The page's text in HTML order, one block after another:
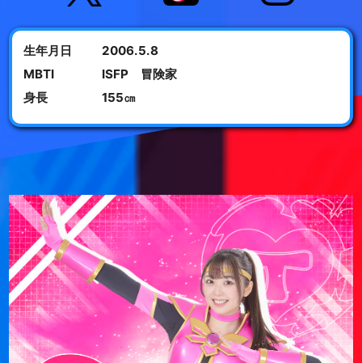
生年月日
2006.5.8
MBTI
ISFP 冒険家
身長
155㎝